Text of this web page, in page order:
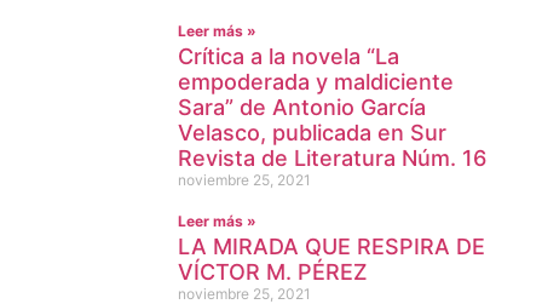
Leer más »
Crítica a la novela “La
empoderada y maldiciente
Sara” de Antonio García
Velasco, publicada en Sur
Revista de Literatura Núm. 16
noviembre 25, 2021
Leer más »
LA MIRADA QUE RESPIRA DE
VÍCTOR M. PÉREZ
noviembre 25, 2021